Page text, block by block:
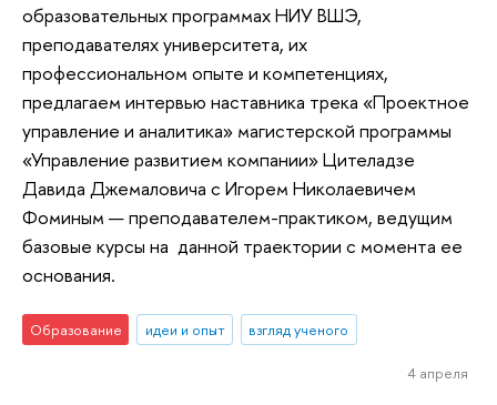
образовательных программах НИУ ВШЭ,
преподавателях университета, их
профессиональном опыте и компетенциях,
предлагаем интервью наставника трека «Проектное
управление и аналитика» магистерской программы
«Управление развитием компании» Цителадзе
Давида Джемаловича с Игорем Николаевичем
Фоминым — преподавателем-практиком, ведущим
базовые курсы на данной траектории с момента ее
основания.
Образование идеи и опыт взгляд ученого
4 апреля